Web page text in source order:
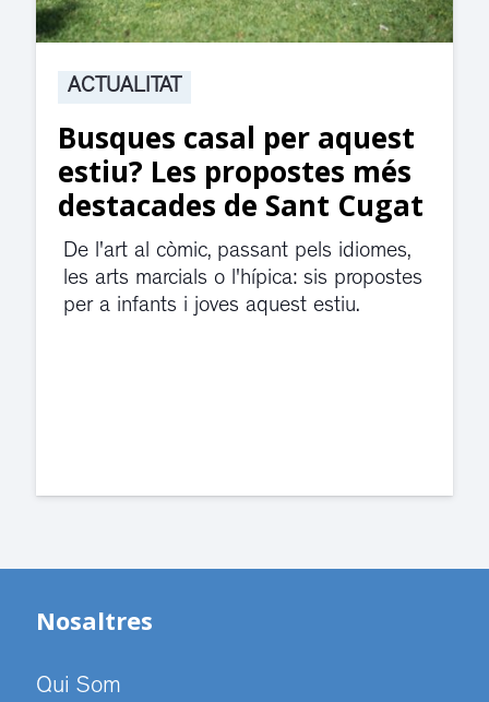
ACTUALITAT
Suspesa l’activitat als
jutjats de Rubí fins
divendres per una fuita
d’aigua
El servei de guàrdia i el jutjat de
violència de gènere s'han traslladat a
Nosaltres
Qui Som